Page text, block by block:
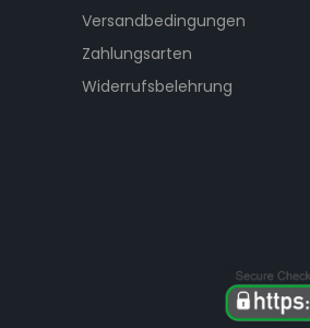
Versandbedingungen
Zahlungsarten
Widerrufsbelehrung